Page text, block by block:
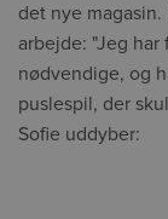
det nye
arbejde: "Jeg
nødvendige, og
puslespil, der
Sofie uddyber: